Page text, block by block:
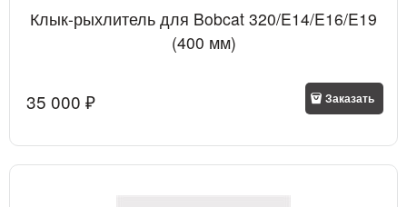
Клык-рыхлитель для Bobcat 320/E14/E16/E19
(400 мм)
35 000 ₽ Заказать